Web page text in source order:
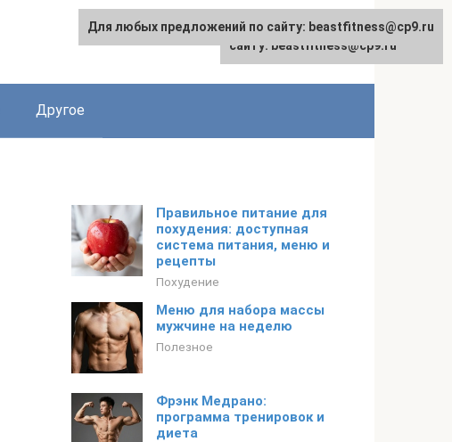
Другое
Правильное питание для
похудения: доступная
система питания, меню и
рецепты
Похудение
Меню для набора массы
мужчине на неделю
Полезное
Фрэнк Медрано:
программа тренировок и
диета
Для любых предложений по
сайту: beastfitness@cp9.ru
Для любых предложений по сайту: beastfitness@cp9.ru